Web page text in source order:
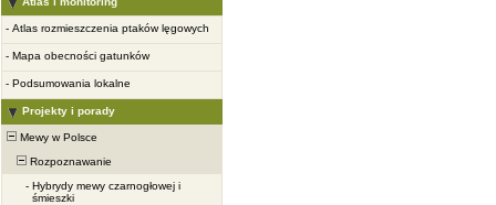
- Atlas rozmieszczenia ptaków lęgowych
- Mapa obecności gatunków
- Podsumowania lokalne
Projekty i porady
Mewy w Polsce
Rozpoznawanie
- Hybrydy mewy czarnogłowej i
śmieszki